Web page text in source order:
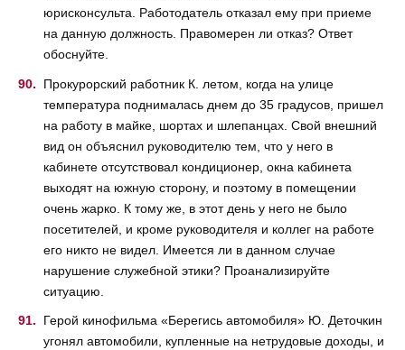
юрисконсульта. Работодатель отказал ему при приеме
на данную должность. Правомерен ли отказ? Ответ
обоснуйте.
Прокурорский работник К. летом, когда на улице
температура поднималась днем до 35 градусов, пришел
на работу в майке, шортах и шлепанцах. Свой внешний
вид он объяснил руководителю тем, что у него в
кабинете отсутствовал кондиционер, окна кабинета
выходят на южную сторону, и поэтому в помещении
очень жарко. К тому же, в этот день у него не было
посетителей, и кроме руководителя и коллег на работе
его никто не видел. Имеется ли в данном случае
нарушение служебной этики? Проанализируйте
ситуацию.
Герой кинофильма «Берегись автомобиля» Ю. Деточкин
угонял автомобили, купленные на нетрудовые доходы, и